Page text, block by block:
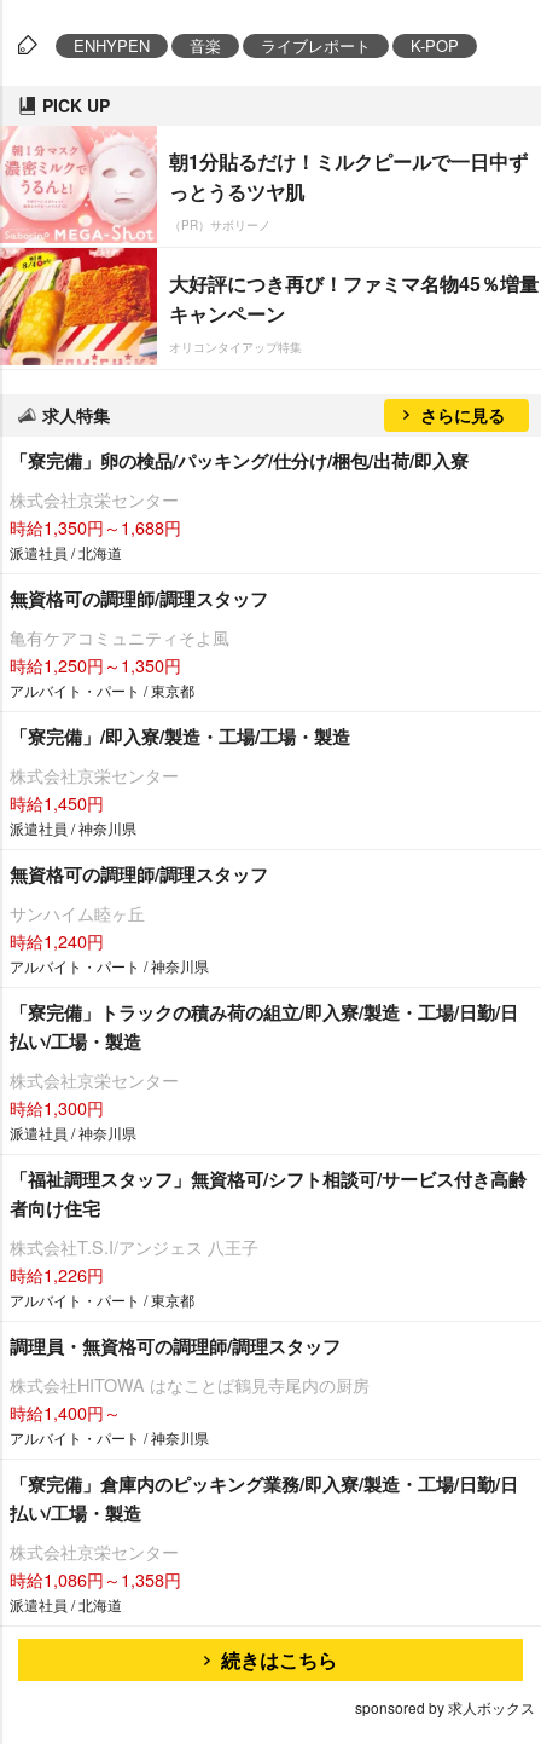
ENHYPEN 音楽 ライブレポート K-POP
PICK UP
朝1分貼るだけ！ミルクピールで一日中ず
っとうるツヤ肌
（PR）サボリーノ
大好評につき再び！ファミマ名物45％増量
キャンペーン
オリコンタイアップ特集
求人特集 さらに見る
「寮完備」卵の検品/パッキング/仕分け/梱包/出荷/即入寮
株式会社京栄センター
時給1,350円～1,688円
派遣社員 / 北海道
無資格可の調理師/調理スタッフ
亀有ケアコミュニティそよ風
時給1,250円～1,350円
アルバイト・パート / 東京都
「寮完備」/即入寮/製造・工場/工場・製造
株式会社京栄センター
時給1,450円
派遣社員 / 神奈川県
無資格可の調理師/調理スタッフ
サンハイム睦ヶ丘
時給1,240円
アルバイト・パート / 神奈川県
「寮完備」トラックの積み荷の組立/即入寮/製造・工場/日勤/日
払い/工場・製造
株式会社京栄センター
時給1,300円
派遣社員 / 神奈川県
「福祉調理スタッフ」無資格可/シフト相談可/サービス付き高齢
者向け住宅
株式会社T.S.I/アンジェス 八王子
時給1,226円
アルバイト・パート / 東京都
調理員・無資格可の調理師/調理スタッフ
株式会社HITOWA はなことば鶴見寺尾内の厨房
時給1,400円～
アルバイト・パート / 神奈川県
「寮完備」倉庫内のピッキング業務/即入寮/製造・工場/日勤/日
払い/工場・製造
株式会社京栄センター
時給1,086円～1,358円
派遣社員 / 北海道
続きはこちら
sponsored by 求人ボックス